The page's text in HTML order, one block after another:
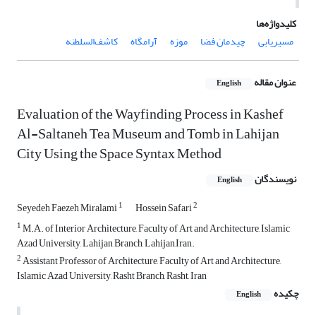
کلیدواژه‌ها
مسیریابی
چیدمان فضا موزه آرامگاه کاشف‌السلطنه
عنوان مقاله English
Evaluation of the Wayfinding Process in Kashef
Al-Saltaneh Tea Museum and Tomb in Lahijan
City Using the Space Syntax Method
نویسندگان English
Seyedeh Faezeh Miralami1 Hossein Safari2
1M.A. of Interior Architecture, Faculty of Art and Architecture, Islamic
Azad University, Lahijan Branch, Lahijan,Iran.
2Assistant Professor of Architecture, Faculty of Art and Architecture,
Islamic Azad University, Rasht Branch, Rasht, Iran
چکیده
English